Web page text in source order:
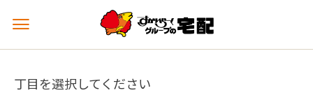
メ
ュ
を
丁目を選択してください